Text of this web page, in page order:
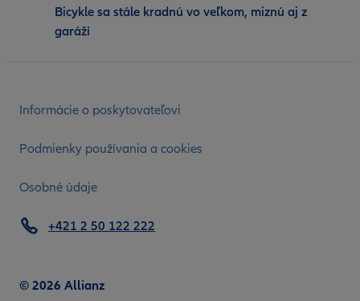
Informácie o poskytovateľovi
Podmienky používania a cookies
Osobné údaje
© 2026 Allianz
+421 2 50 122 222
Bicykle sa stále kradnú vo veľkom, miznú aj z
garáží